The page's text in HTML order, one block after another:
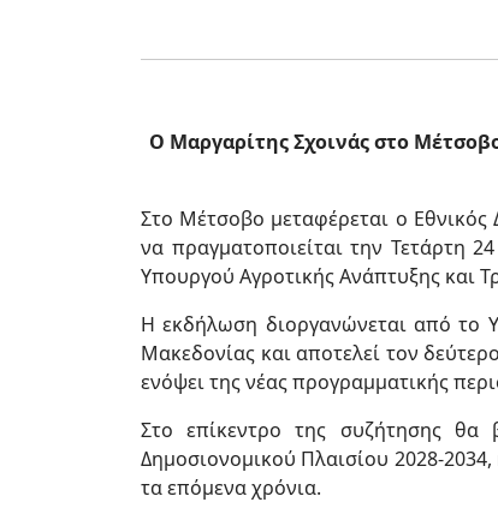
Ο Μαργαρίτης Σχοινάς στο
Στο Μέτσοβο μεταφέρεται ο Εθνικός
να πραγματοποιείται την Τετάρτη
Υπουργού Αγροτικής Ανάπτυξης και
Η εκδήλωση διοργανώνεται από το
Μακεδονίας και αποτελεί τον
ενόψει της νέας προγραμματικής
Στο επίκεντρο της συζήτησης
Δημοσιονομικού Πλαισίου 2028-
τα επόμενα χρόνια.